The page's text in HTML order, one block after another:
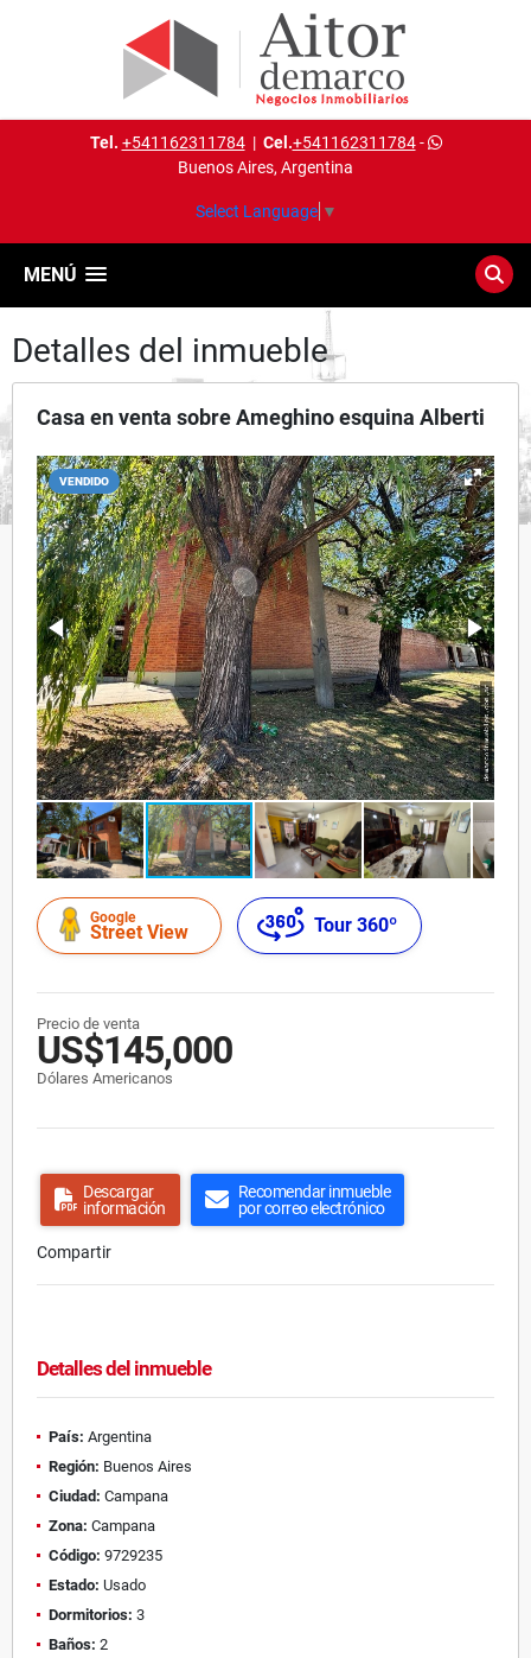
Tel. +541162311784| Cel.+541162311784-
Buenos Aires, Argentina
Select Language ▼
MENÚ
Detalles del inmueble
Casa en venta sobre Ameghino esquina Alberti
VENDIDO
Google
Street View Tour 360º
Precio de venta
US$145,000
Dólares Americanos
Descargar
información
Recomendar inmueble
por correo electrónico
Compartir
Detalles del inmueble
País: Argentina
Región: Buenos Aires
Ciudad: Campana
Zona: Campana
Código: 9729235
Estado: Usado
Dormitorios: 3
Baños: 2